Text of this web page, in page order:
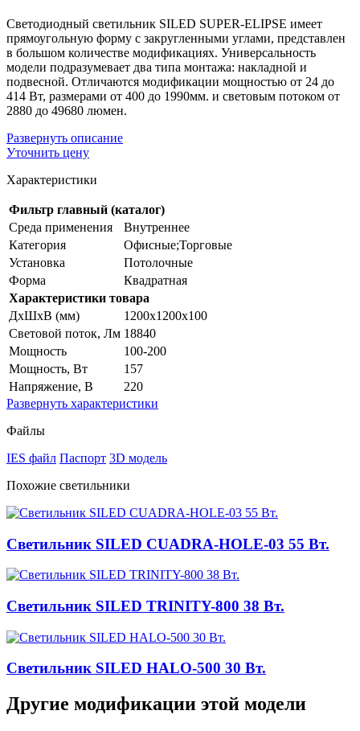
Светодиодный светильник SILED SUPER-ELIPSE имеет
прямоугольную форму с закругленными углами, представлен
в большом количестве модификациях. Универсальность
модели подразумевает два типа монтажа: накладной и
подвесной. Отличаются модификации мощностью от 24 до
414 Вт, размерами от 400 до 1990мм. и световым потоком от
2880 до 49680 люмен.
Развернуть описание
Уточнить цену
Характеристики
Фильтр главный (каталог)
Среда применения
Внутреннее
Категория
Офисные;Торговые
Установка
Потолочные
Форма
Квадратная
Характеристики товара
ДхШхВ (мм)
1200х1200х100
Световой поток, Лм 18840
Мощность
100-200
Мощность, Вт
157
Напряжение, В
220
Развернуть характеристики
Файлы
IES файл Паспорт 3D модель
Похожие светильники
Светильник SILED CUADRA-HOLE-03 55 Вт.
Светильник SILED TRINITY-800 38 Вт.
Светильник SILED HALO-500 30 Вт.
Другие модификации этой модели